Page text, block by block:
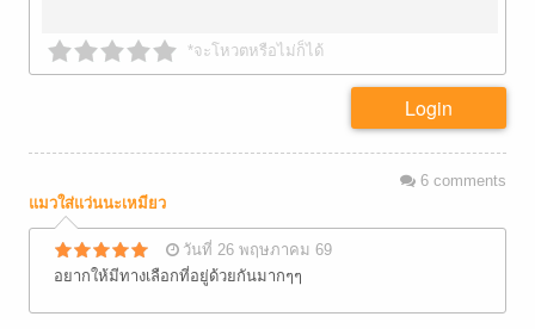
*จะโหวตหรือไม่ก็ได้
Login
6comments
แมวใส่แว่นนะเหมียว
วันที่ 26 พฤษภาคม 69
อยากให้มีทางเลือกที่อยู่ด้วยกันมากๆๆ